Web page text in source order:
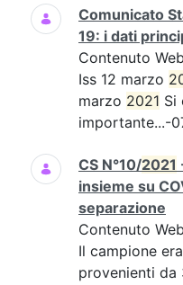
Comunicato
19: i dati
Contenuto Web
Iss 12 marzo
marzo 2021 Si
importante...-
CS N°10/2021
insieme su
separazione
Contenuto Web
Il campione
provenienti da